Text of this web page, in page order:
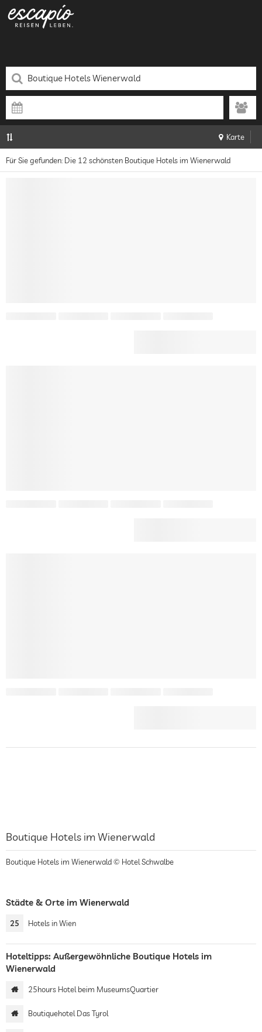
Karte
Für Sie gefunden: Die 12 schönsten Boutique Hotels im Wienerwald
Boutique Hotels im Wienerwald
Boutique Hotels im Wienerwald © Hotel Schwalbe
Städte & Orte im Wienerwald
25 Hotels in Wien
Hoteltipps: Außergewöhnliche Boutique Hotels im
Wienerwald
25hours Hotel beim MuseumsQuartier
Boutiquehotel Das Tyrol